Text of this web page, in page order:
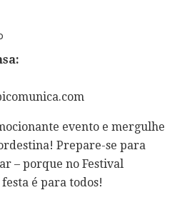
evento e mergulhe
Prepare-se para
– porque no Festival
é para todos!